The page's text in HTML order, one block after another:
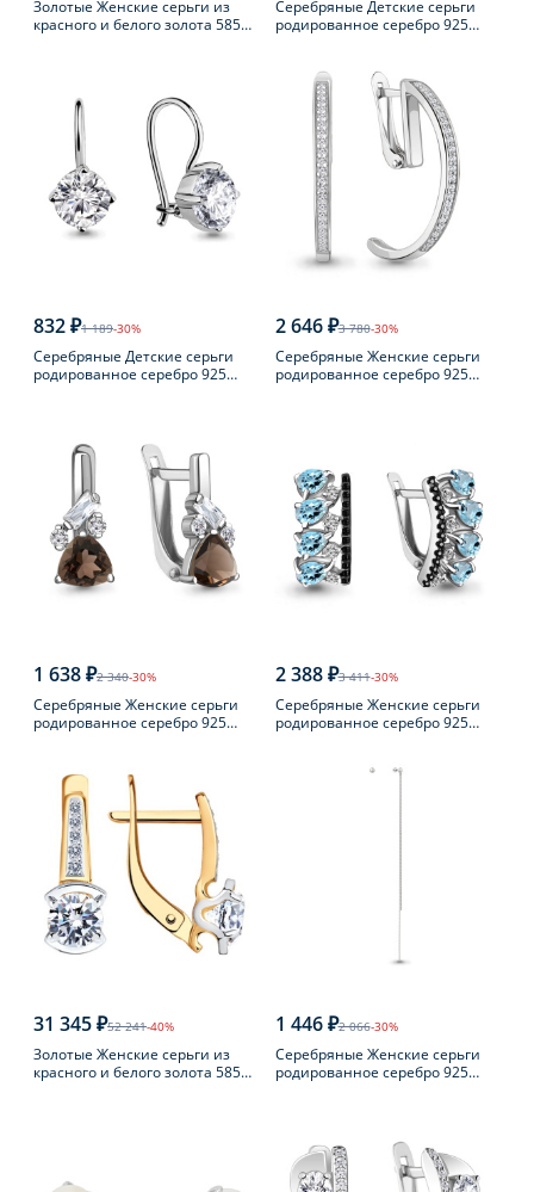
Золотые Женские серьги из
красного и белого золота 585
Серебряные Детские серьги
родированное серебро 925
832 ₽1 189-30%
Серебряные Детские серьги
родированное серебро 925
2 646 ₽3 780-30%
Серебряные Женские серьги
родированное серебро 925
1 638 ₽2 340-30%
Серебряные Женские серьги
родированное серебро 925
2 388 ₽3 411-30%
Серебряные Женские серьги
родированное серебро 925
31 345 ₽52 241-40%
Золотые Женские серьги из
красного и белого золота 585
1 446 ₽2 066-30%
Серебряные Женские серьги
родированное серебро 925